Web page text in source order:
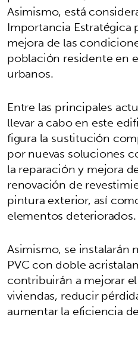
Asimismo, está
Importancia
mejora de las
población residente en
urbanos.
Entre las principales
llevar a cabo en este
figura la sustitución
por nuevas soluciones
la reparación y mejora
renovación de
pintura exterior, así
elementos deteriorados.
Asimismo, se instalarán
PVC con doble
contribuirán a mejorar
viviendas, reducir
aumentar la eficiencia